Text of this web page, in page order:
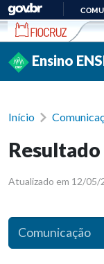
Ir para conteúdo
Ensino
Início
Resultado
Atualizado em 12/05/
Comunicação